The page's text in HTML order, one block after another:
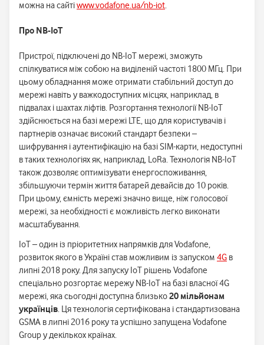
можна на сайтіwww.vodafone.ua/nb-iot.
Про NB-IoT
Пристрої, підключені до NB-IoT мережі, зможуть
спілкуватися між собою на виділеній частоті 1800 МГц. При
цьому обладнання може отримати стабільний доступ до
мережі навіть у важкодоступних місцях, наприклад, в
підвалах і шахтах ліфтів. Розгортання технології NB-IоT
здійснюється на базі мережі LTE, що для користувачів і
партнерів означає високий стандарт безпеки –
шифрування і аутентифікацію на базі SIM-карти, недоступні
в таких технологіях як, наприклад, LoRa. Технологія NB-IоT
також дозволяє оптимізувати енергоспоживання,
збільшуючи термін життя батарей девайсів до 10 років.
При цьому, ємність мережі значно вище, ніж голосової
мережі, за необхідності є можливість легко виконати
масштабування.
IoT – один із пріоритетних напрямків для Vodafone,
розвиток якого в Україні став можливим із запуском 4G в
липні 2018 року. Для запуску IoT рішень Vodafone
спеціально розгортає мережу NB-IoT на базі власної 4G
мережі, яка сьогодні доступна близько20 мільйонам
українців. Ця технологія сертифікована і стандартизована
GSMA в липні 2016 року та успішно запущена Vodafone
Group у декількох країнах.